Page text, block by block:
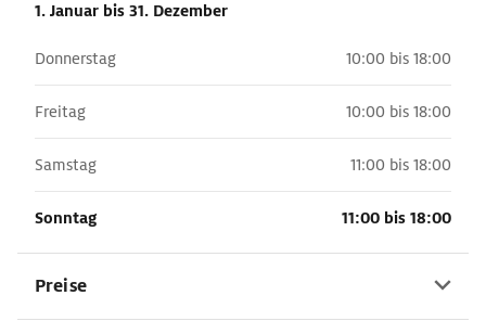
1. Januar bis 31. Dezember
Donnerstag 10:00 bis 18:00
Freitag 10:00 bis 18:00
Samstag 11:00 bis 18:00
Sonntag 11:00 bis 18:00
Preise